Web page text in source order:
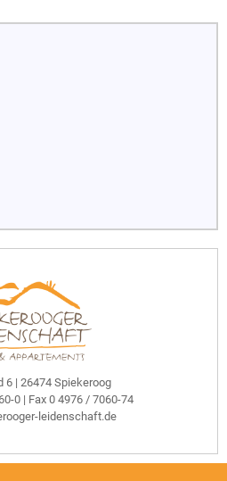
6 | 26474 Spiekeroog
0 | Fax 0 4976 / 7060-74
leidenschaft.de